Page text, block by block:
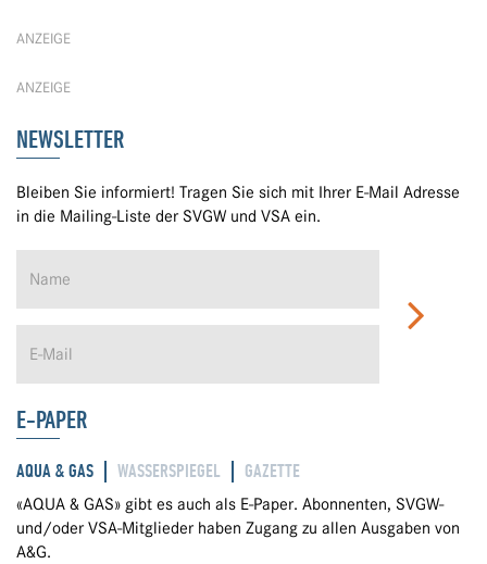
ANZEIGE
ANZEIGE
NEWSLETTER
Bleiben Sie informiert! Tragen Sie sich mit Ihrer E-Mail Adresse
in die Mailing-Liste der SVGW und VSA ein.
E-PAPER
AQUA & GAS WASSERSPIEGEL GAZETTE
«AQUA & GAS» gibt es auch als E-Paper. Abonnenten, SVGW-
und/oder VSA-Mitglieder haben Zugang zu allen Ausgaben von
A&G.